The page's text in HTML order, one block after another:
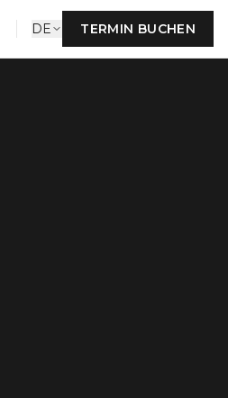
DE TERMIN BUCHEN